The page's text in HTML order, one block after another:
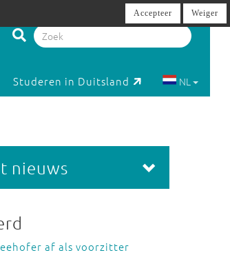
Studeren in Duitsland NL
nieuws
af als voorzitter
Accepteer Weiger